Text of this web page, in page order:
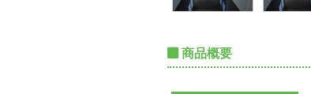
商品概要